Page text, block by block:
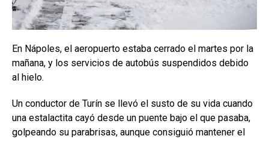
En Nápoles, el aeropuerto estaba cerrado el martes por la
mañana, y los servicios de autobús suspendidos debido
al hielo.
Un conductor de Turín se llevó el susto de su vida cuando
una estalactita cayó desde un puente bajo el que pasaba,
golpeando su parabrisas, aunque consiguió mantener el